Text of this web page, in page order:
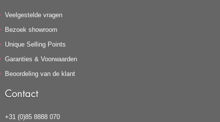
Veelgestelde vragen
Bezoek showroom
Unique Selling Points
Garanties & Voorwaarden
Beoordeling van de klant
Contact
+31 (0)85 8888 070